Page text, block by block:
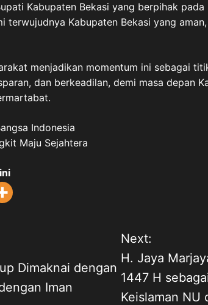
Kabupaten Bekasi yang berpihak
terwujudnya Kabupaten Bekasi yang
menjadikan momentum ini sebagai
dan berkeadilan, demi masa depan
Indonesia
Maju Sejahtera
Dimaknai dengan
Iman
Next:
H. Jaya
1447 H
Keislaman NU